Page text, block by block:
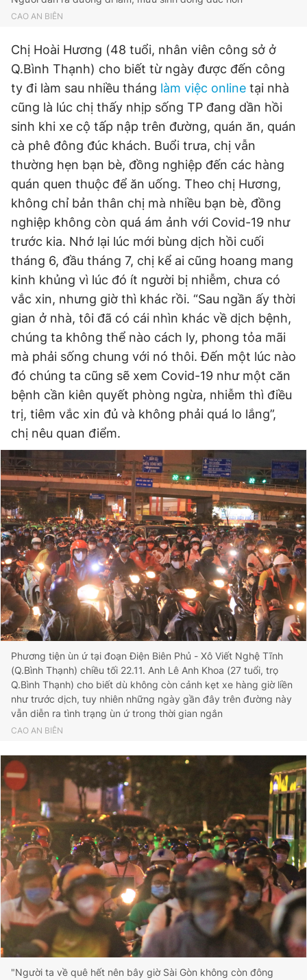
CAO AN BIÊN
Chị Hoài Hương (48 tuổi, nhân viên công sở ở
Q.Bình Thạnh) cho biết từ ngày được đến công
ty đi làm sau nhiều tháng làm việc online tại nhà
cũng là lúc chị thấy nhịp sống TP đang dần hồi
sinh khi xe cộ tấp nập trên đường, quán ăn, quán
cà phê đông đúc khách. Buổi trưa, chị vẫn
thường hẹn bạn bè, đồng nghiệp đến các hàng
quán quen thuộc để ăn uống. Theo chị Hương,
không chỉ bản thân chị mà nhiều bạn bè, đồng
nghiệp không còn quá ám ảnh với Covid-19 như
trước kia. Nhớ lại lúc mới bùng dịch hồi cuối
tháng 6, đầu tháng 7, chị kể ai cũng hoang mang
kinh khủng vì lúc đó ít người bị nhiễm, chưa có
vắc xin, nhưng giờ thì khác rồi. “Sau ngần ấy thời
gian ở nhà, tôi đã có cái nhìn khác về dịch bệnh,
chúng ta không thể nào cách ly, phong tỏa mãi
mà phải sống chung với nó thôi. Đến một lúc nào
đó chúng ta cũng sẽ xem Covid-19 như một căn
bệnh cần kiên quyết phòng ngừa, nhiễm thì điều
trị, tiêm vắc xin đủ và không phải quá lo lắng”,
chị nêu quan điểm.
Phương tiện ùn ứ tại đoạn Điện Biên Phủ - Xô Viết Nghệ Tĩnh
(Q.Bình Thạnh) chiều tối 22.11. Anh Lê Anh Khoa (27 tuổi, trọ
Q.Bình Thạnh) cho biết dù không còn cảnh kẹt xe hàng giờ liền
như trước dịch, tuy nhiên những ngày gần đây trên đường này
vẫn diễn ra tình trạng ùn ứ trong thời gian ngắn
CAO AN BIÊN
"Người ta về quê hết nên bây giờ Sài Gòn không còn đông